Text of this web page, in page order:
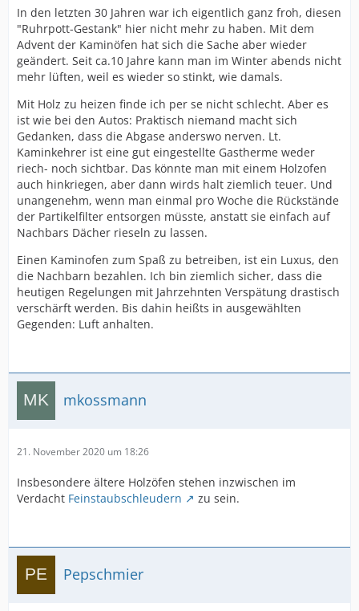
In den letzten 30 Jahren war ich eigentlich ganz froh, diesen
"Ruhrpott-Gestank" hier nicht mehr zu haben. Mit dem
Advent der Kaminöfen hat sich die Sache aber wieder
geändert. Seit ca.10 Jahre kann man im Winter abends nicht
mehr lüften, weil es wieder so stinkt, wie damals.
Mit Holz zu heizen finde ich per se nicht schlecht. Aber es
ist wie bei den Autos: Praktisch niemand macht sich
Gedanken, dass die Abgase anderswo nerven. Lt.
Kaminkehrer ist eine gut eingestellte Gastherme weder
riech- noch sichtbar. Das könnte man mit einem Holzofen
auch hinkriegen, aber dann wirds halt ziemlich teuer. Und
unangenehm, wenn man einmal pro Woche die Rückstände
der Partikelfilter entsorgen müsste, anstatt sie einfach auf
Nachbars Dächer rieseln zu lassen.
Einen Kaminofen zum Spaß zu betreiben, ist ein Luxus, den
die Nachbarn bezahlen. Ich bin ziemlich sicher, dass die
heutigen Regelungen mit Jahrzehnten Verspätung drastisch
verschärft werden. Bis dahin heißts in ausgewählten
Gegenden: Luft anhalten.
mkossmann
21. November 2020 um 18:26
Insbesondere ältere Holzöfen stehen inzwischen im
Verdacht Feinstaubschleudern zu sein.
Pepschmier